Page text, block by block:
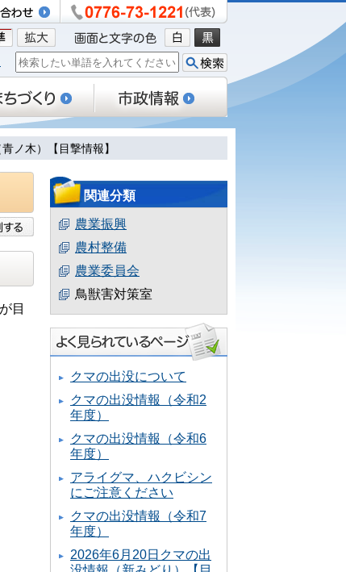
ノ木）【目撃情報】
目
関連分類
農業振興
農村整備
農業委員会
鳥獣害対策室
クマの出没について
クマの出没情報（令和2
年度）
クマの出没情報（令和6
年度）
アライグマ、ハクビシン
にご注意ください
クマの出没情報（令和7
年度）
2026年6月20日クマの出